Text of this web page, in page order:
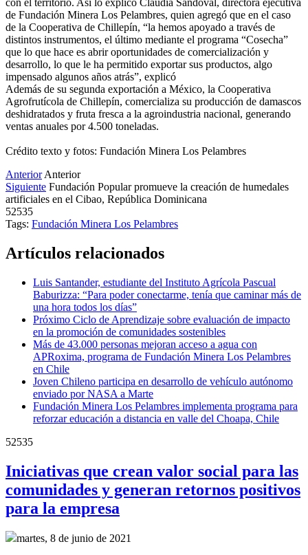
de Fundación Minera Los Pelambres, quien agregó que en el caso
de la Cooperativa de Chillepín, “la hemos apoyado a través de
distintos instrumentos, el último mediante el programa “Cosecha”
que lo que hace es abrir oportunidades de comercialización y
desarrollo, lo que le ha permitido exportar sus productos, algo
impensado algunos años atrás”, explicó
Además de su segunda exportación a México, la Cooperativa
Agrofrutícola de Chillepín, comercializa su producción de damascos
deshidratados y fruta fresca a la agroindustria nacional, generando
ventas anuales por 4.500 toneladas.
Crédito texto y fotos: Fundación Minera Los Pelambres
Anterior Anterior
Siguiente Fundación Popular promueve la creación de humedales
artificiales en el Cibao, República Dominicana
52535
Tags: Fundación Minera Los Pelambres
Artículos relacionados
Luis Santander, estudiante del Instituto Agrícola Pascual
Baburizza: “Para poder conectarme, tenía que caminar más de
una hora todos los días”
Próximo Ciclo de Aprendizaje sobre evaluación de impacto
en la promoción de comunidades sostenibles
Más de 43.000 personas mejoran acceso a agua con
APRoxima, programa de Fundación Minera Los Pelambres
en Chile
Joven Chileno participa en desarrollo de vehículo autónomo
enviado por NASA a Marte
Fundación Minera Los Pelambres implementa programa para
reforzar educación a distancia en valle del Choapa, Chile
52535
Iniciativas que crean valor social para las
comunidades y generan retornos positivos
para la empresa
martes, 8 de junio de 2021